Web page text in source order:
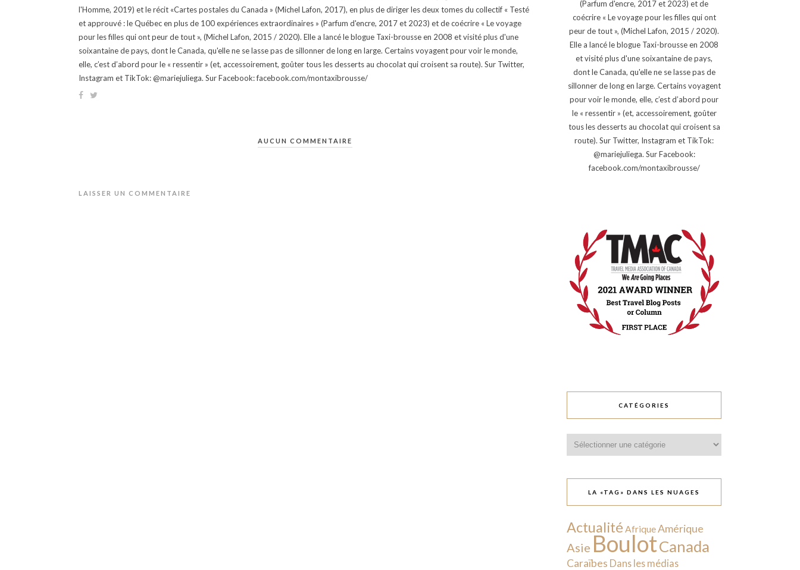
l'Homme, 2019) et le récit «Cartes postales du Canada » (Michel Lafon, 2017), en plus de diriger les deux tomes du collectif « Testé
et approuvé : le Québec en plus de 100 expériences extraordinaires » (Parfum d'encre, 2017 et 2023) et de coécrire « Le voyage
pour les filles qui ont peur de tout », (Michel Lafon, 2015 / 2020). Elle a lancé le blogue Taxi-brousse en 2008 et visité plus d'une
soixantaine de pays, dont le Canada, qu'elle ne se lasse pas de sillonner de long en large. Certains voyagent pour voir le monde,
elle, c’est d’abord pour le « ressentir » (et, accessoirement, goûter tous les desserts au chocolat qui croisent sa route). Sur Twitter,
Instagram et TikTok: @mariejuliega. Sur Facebook: facebook.com/montaxibrousse/
AUCUN COMMENTAIRE
LAISSER UN COMMENTAIRE
(Parfum d'encre, 2017 et 2023) et de
coécrire « Le voyage pour les filles qui ont
peur de tout », (Michel Lafon, 2015 / 2020).
Elle a lancé le blogue Taxi-brousse en 2008
et visité plus d'une soixantaine de pays,
dont le Canada, qu'elle ne se lasse pas de
sillonner de long en large. Certains voyagent
pour voir le monde, elle, c’est d’abord pour
le « ressentir » (et, accessoirement, goûter
tous les desserts au chocolat qui croisent sa
route). Sur Twitter, Instagram et TikTok:
@mariejuliega. Sur Facebook:
facebook.com/montaxibrousse/
CATÉGORIES
LA «TAG» DANS LES NUAGES
Actualité AfriqueAmérique
Asie BoulotCanada
Caraïbes Dans les médias